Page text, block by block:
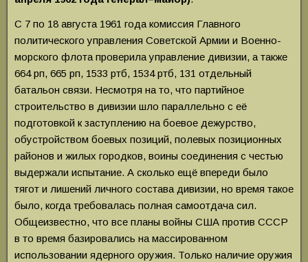
С 7 по 18 августа 1961 года комиссия Главного
политического управления Советской Армии и Военно-
морского флота проверила управление дивизии, а также
664 рп, 665 рп, 1533 ртб, 1534 ртб, 131 отдельный
батальон связи. Несмотря на то, что партийное
строительство в дивизии шло параллельно с её
подготовкой к заступлению на боевое дежурство,
обустройством боевых позиций, полевых позиционных
районов и жилых городков, воины соединения с честью
выдержали испытание. А сколько ещё впереди было
тягот и лишений личного состава дивизии, но время такое
было, когда требовалась полная самоотдача сил.
Общеизвестно, что все планы войны США против СССР
в то время базировались на массированном
использовании ядерного оружия. Только наличие оружия